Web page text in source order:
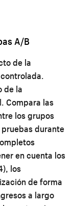
A/B
de la
de la
Compara las
los grupos
durante
en cuenta los
los
de forma
a largo